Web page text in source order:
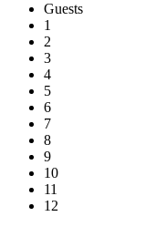
Guests
1
2
3
4
5
6
7
8
9
10
11
12